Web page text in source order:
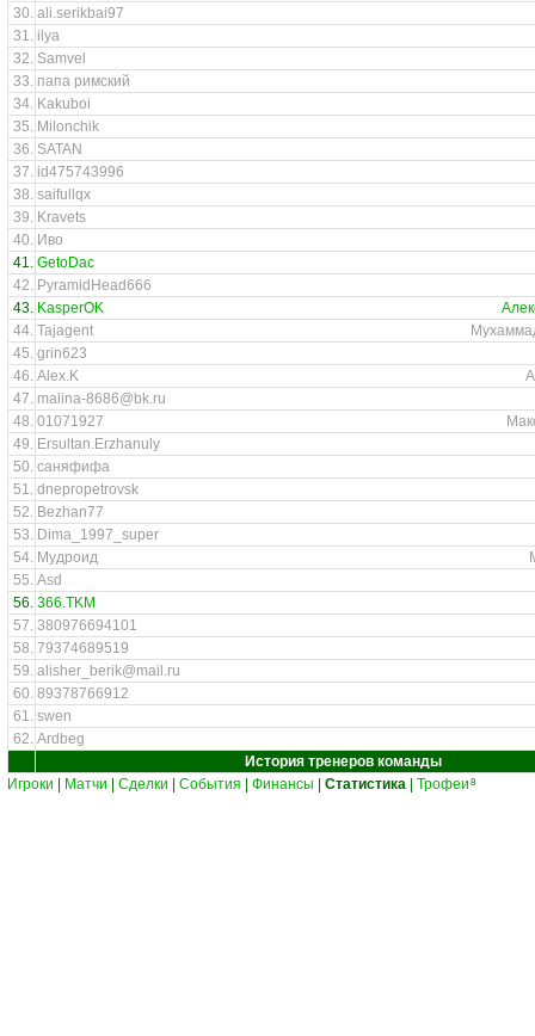
30. ali.serikbai97
31. ilya
32. Samvel
33. папа римский
34. Kakuboi
35. Milonchik
36. SATAN
37. id475743996
38. saifullqx
39. Kravets
40. Иво
41. GetoDac
42. PyramidHead666
43. KasperOK
44. Tajagent
45. grin623
46. Alex.K
47. malina-8686@bk.ru
48. 01071927
49. Ersultan.Erzhanuly
50. саняфифа
51. dnepropetrovsk
52. Bezhan77
53. Dima_1997_super
54. Мудроид
55. Asd
56. 366.TKM
57. 380976694101
58. 79374689519
59. alisher_berik@mail.ru
60. 89378766912
61. swen
62. Ardbeg
История тренеров команды
Игроки
Матчи Сделки События Финансы Статистика Трофеи 8